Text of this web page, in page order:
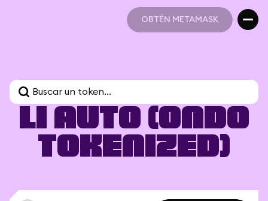
OBTÉN METAMASK
Li Auto (Ondo
Tokenized)